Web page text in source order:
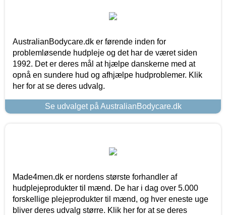
AustralianBodycare.dk er førende inden for
problemløsende hudpleje og det har de været siden
1992. Det er deres mål at hjælpe danskerne med at
opnå en sundere hud og afhjælpe hudproblemer. Klik
her for at se deres udvalg.
Se udvalget på AustralianBodycare.dk
Made4men.dk er nordens største forhandler af
hudplejeprodukter til mænd. De har i dag over 5.000
forskellige plejeprodukter til mænd, og hver eneste uge
bliver deres udvalg større. Klik her for at se deres